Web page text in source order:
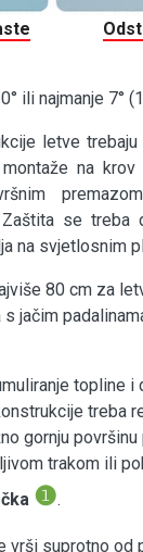
ili najmanje 7°
letve
na
Zaštita se treba
na svjetlosnim
80 cm za
jačim
topline i
treba
gornju
trakom ili
❶.
vrši suprotno od